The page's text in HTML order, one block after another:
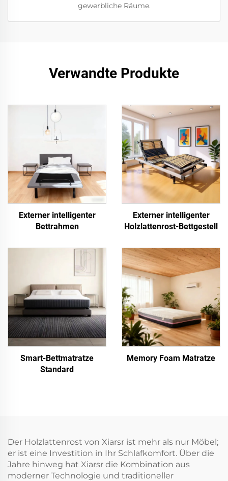
gewerbliche Räume.
Verwandte Produkte
Externer intelligenter
Bettrahmen
Externer intelligenter
Holzlattenrost-Bettgestell
Smart-Bettmatratze
Standard
Memory Foam Matratze
Der Holzlattenrost von Xiarsr ist mehr als nur Möbel;
er ist eine Investition in Ihr Schlafkomfort. Über die
Jahre hinweg hat Xiarsr die Kombination aus
moderner Technologie und traditioneller